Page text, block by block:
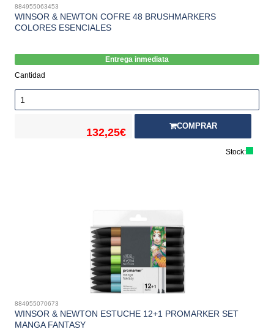
884955063453
WINSOR & NEWTON COFRE 48 BRUSHMARKERS
COLORES ESENCIALES
Entrega inmediata
Cantidad
132,25€
COMPRAR
Stock:
884955070673
WINSOR & NEWTON ESTUCHE 12+1 PROMARKER SET
MANGA FANTASY